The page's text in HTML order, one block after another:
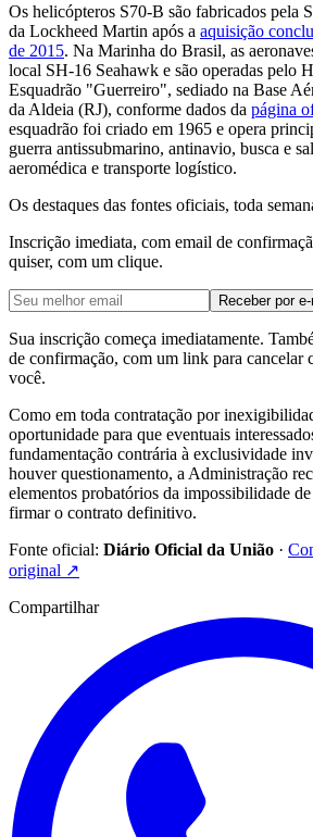
Os helicópteros S70-B são fabricados pela
da Lockheed Martin após a aquisição
de 2015. Na Marinha do Brasil, as
local SH-16 Seahawk e são operadas pelo
Esquadrão "Guerreiro", sediado na Base
da Aldeia (RJ), conforme dados da página
esquadrão foi criado em 1965 e opera
guerra antissubmarino, antinavio, busca e
aeromédica e transporte logístico.
Os destaques das fontes oficiais, toda
Inscrição imediata, com email de
quiser, com um clique.
Receber por e-
Sua inscrição começa imediatamente.
de confirmação, com um link para cancelar
você.
Como em toda contratação por
oportunidade para que eventuais
fundamentação contrária à exclusividade
houver questionamento, a Administração
elementos probatórios da impossibilidade
firmar o contrato definitivo.
Fonte oficial: Diário Oficial da União ·
original ↗
Compartilhar